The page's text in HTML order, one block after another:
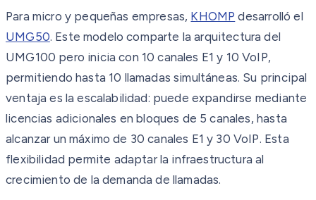
Para micro y pequeñas empresas, KHOMP desarrolló el
UMG50. Este modelo comparte la arquitectura del
UMG100 pero inicia con 10 canales E1 y 10 VoIP,
permitiendo hasta 10 llamadas simultáneas. Su principal
ventaja es la escalabilidad: puede expandirse mediante
licencias adicionales en bloques de 5 canales, hasta
alcanzar un máximo de 30 canales E1 y 30 VoIP. Esta
flexibilidad permite adaptar la infraestructura al
crecimiento de la demanda de llamadas.